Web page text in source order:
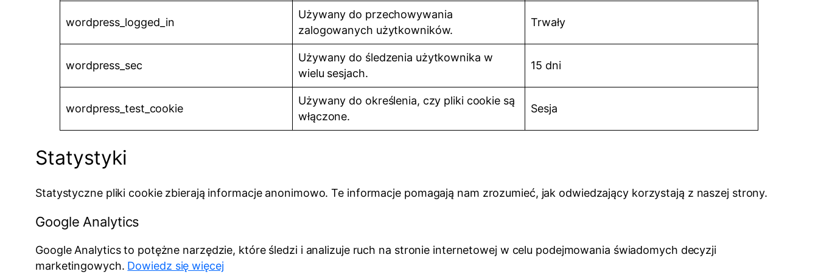
wordpress_logged_in
Używany do przechowywania
zalogowanych użytkowników.
Trwały
wordpress_sec
Używany do śledzenia użytkownika w
wielu sesjach.
15 dni
wordpress_test_cookie
Używany do określenia, czy pliki cookie są
włączone.
Sesja
Statystyki
Statystyczne pliki cookie zbierają informacje anonimowo. Te informacje pomagają nam zrozumieć, jak odwiedzający korzystają z naszej strony.
Google Analytics
Google Analytics to potężne narzędzie, które śledzi i analizuje ruch na stronie internetowej w celu podejmowania świadomych decyzji
marketingowych. Dowiedz się więcej